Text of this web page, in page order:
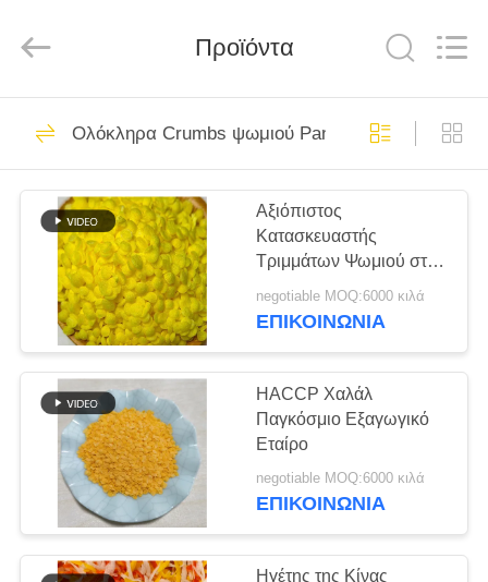
ΑΡΧΙΚΉ
ΣΕΛΊΔΑ
ΠΡΟΪΌΝΤΑ
ΣΧΕΤΙΚΆ
ΕΜΆΣ
ΕΠΙΣΚΈΨΕΙΣ
ΣΤΟ
ΕΡΓΟΣΤΆΣΙΟ
ΈΛΕΓΧΟΣ
TRADING
CO.,LTD..
Ξηρά Crumbs
ψωμιού
205
ιαπωνικά crumbs
ψωμιού
171
Προϊόντα
Ολόκληρα Crumbs ψωμιού Panko σίτου
Αξιόπιστος
Κατασκευαστής
Τριμμάτων Ψωμιού στην
Κίνα | Προσαρμοσμένα
Προϊόντα για
negotiable MOQ:6000 κιλά
ΕΠΙΚΟΙΝΩΝΊΑ
HACCP Χαλάλ
Παγκόσμιο Εξαγωγικό
Εταίρο
negotiable MOQ:6000 κιλά
ΕΠΙΚΟΙΝΩΝΊΑ
Ηγέτης της Κίνας